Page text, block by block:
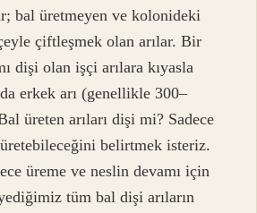
bal üretmeyen ve kolonideki
çiftleşmek olan arılar. Bir
dişi olan işçi arılara kıyasla
erkek arı (genellikle 300–
üreten arıları dişi mi? Sadece
belirtmek isteriz.
üreme ve neslin devamı için
tüm bal dişi arıların